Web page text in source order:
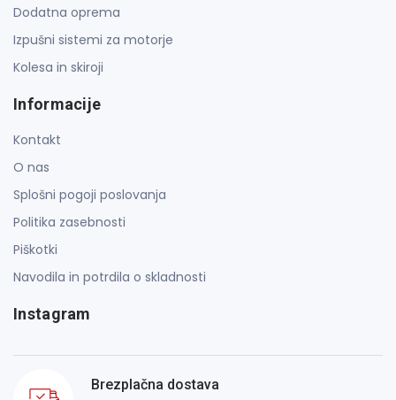
Dodatna oprema
Izpušni sistemi za motorje
Kolesa in skiroji
Informacije
Kontakt
O nas
Splošni pogoji poslovanja
Politika zasebnosti
Piškotki
Navodila in potrdila o skladnosti
Instagram
Brezplačna dostava